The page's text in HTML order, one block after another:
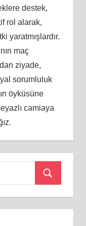
destek,
rol alarak,
yaratmışlardır.
maç
ziyade,
sorumluluk
öyküsüne
camiaya
Ara